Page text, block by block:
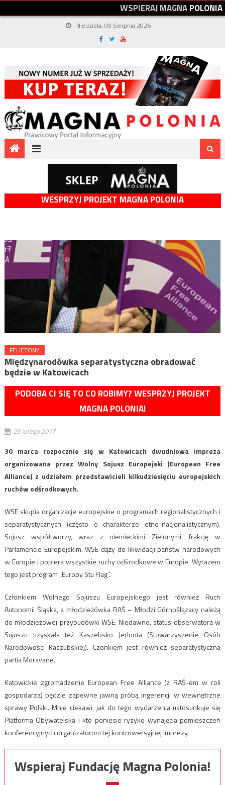
WSPIERAJMAGNAPOLONIA
Niedziela, 09 Sierpnia 2026
WESPRZYJ PROJEKT MAGNA POLONIA
FELIETONY
Międzynarodówka separatystyczna obradować
będzie w Katowicach
PODOBA CI SIĘ TO CO ROBIMY? WESPRZYJ PROJEKT
MAGNA POLONIA!
25 lutego 2017
30 marca rozpocznie się w Katowicach dwudniowa impreza
organizowana przez Wolny Sojusz Europejski (European Free
Alliance) z udziałem przedstawicieli kilkudziesięciu europejskich
ruchów odśrodkowych.
WSE skupia organizacje europejskie o programach regionalistycznych i
separatystycznych (często o charakterze etno-nacjonalistycznym).
Sojusz współtworzy, wraz z niemieckimi Zielonymi, frakcję w
Parlamencie Europejskim. WSE dąży do likwidacji państw narodowych
w Europie i popiera wszystkie ruchy odśrodkowe w Europie. Wyrazem
tego jest program „Europy Stu Flag”.
Członkiem Wolnego Sojuszu Europejskiego jest również Ruch
Autonomii Śląska, a młodzieżówka RAŚ – Młodzi Górnoślązacy należą
do młodzieżowej przybudówki WSE. Niedawno, status obserwatora w
Sujuszu uzyskała też Kaszebsko Jednota (Stowarzyszenie Osób
Narodowości Kaszubskiej). Czonkiem jest również separatystyczna
partia Moravane.
Katowickie zgromadzenie European Free Alliance (z RAŚ-em w roli
gospodarza) będzie zapewne jawną próbą ingerencji w wewnętrzne
sprawy Polski. Mnie ciekawi, jak do tego wydarzenia ustosunkuje się
Platforma Obywatelska i kto poniesie ryzyko wynajęcia pomieszczeń
konferencyjnych organizatorom tej kontrowersyjnej imprezy.
Wspieraj Fundację Magna Polonia!